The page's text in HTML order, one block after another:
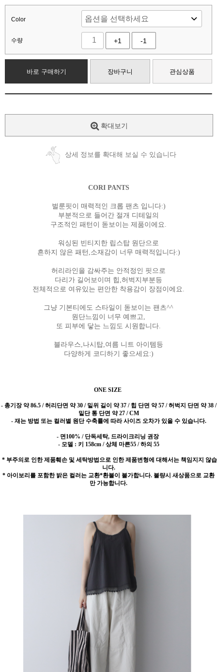
Color
수량 +1 -1
바로 구매하기 장바구니 관심상품
확대보기
상세 정보를 확대해 보실 수 있습니다
CORI PANTS
벌룬핏이 매력적인 크롭 팬츠 입니다:)
부분적으로 들어간 절개 디테일의
구조적인 패턴이 돋보이는 제품이에요.
워싱된 빈티지한 립스탑 원단으로
흔하지 않은 패턴,소재감이 너무 매력적입니다:)
허리라인을 감싸주는 안적정인 핏으로
다리가 길어보이며 힙,허벅지부분등
전체적으로 여유있는 편안한 착용감이 장점이에요.
그냥 기본티에도 스타일이 돋보이는 팬츠^^
원단느낌이 너무 예쁘고,
또 피부에 닿는 느낌도 시원합니다.
블라우스,나시탑,여름 니트 아이템등
다양하게 코디하기 좋으세요:)
ONE SIZE
- 총기장 약 86.5 / 허리단면 약 30 / 밑위 길이 약 37 / 힙 단면 약 57 / 허벅지 단면 약 38 /
밑단 통 단면 약 27 / CM
- 재는 방법 또는 컬러별 원단 수축률에 따라 사이즈 오차가 있을 수 있습니다.
- 면100% / 단독세탁, 드라이크리닝 권장
- 모델 : 키 158cm / 상체 마른55 / 하의 55
* 부주의로 인한 제품훼손 및 세탁방법으로 인한 제품변형에 대해서는 책임지지 않습
니다.
* 아이보리를 포함한 밝은 컬러는 교환*환불이 불가합니다. 불량시 새상품으로 교환
만 가능합니다.